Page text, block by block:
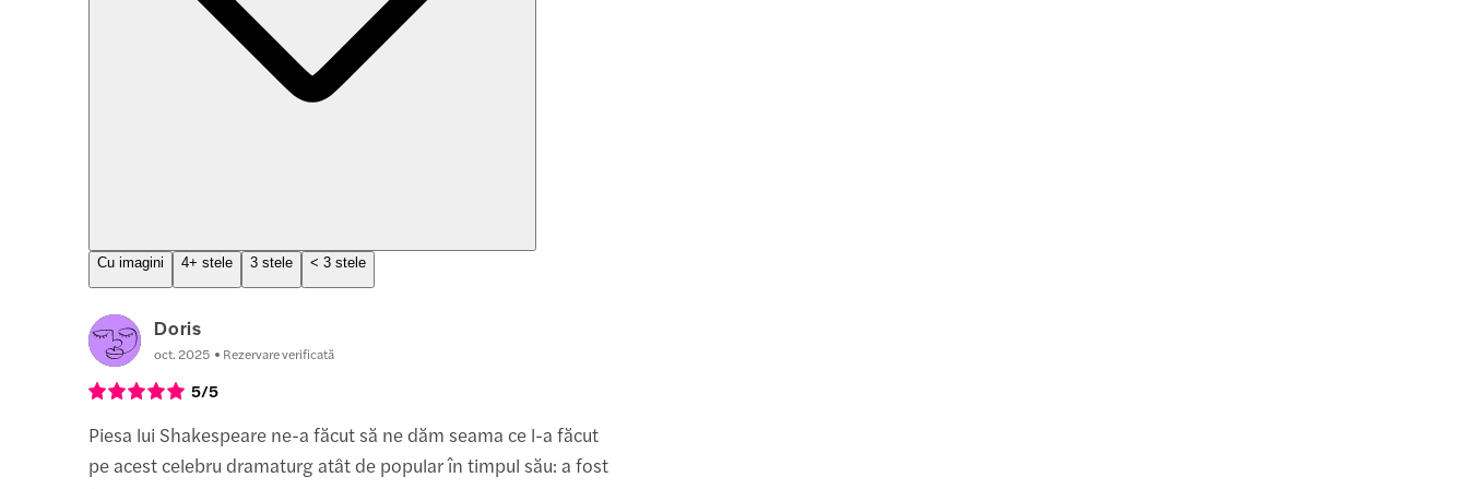
Cu imagini 4+ stele 3 stele < 3 stele
Doris
oct. 2025 Rezervare verificată
5/5
Piesa lui Shakespeare ne-a făcut să ne dăm seama ce l-a făcut
pe acest celebru dramaturg atât de popular în timpul său: a fost